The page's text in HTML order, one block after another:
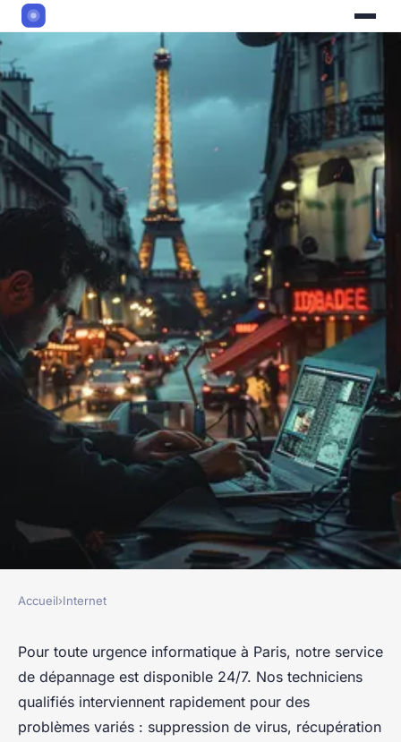
Service d'urgence: dépannage
informatique paris
Baptiste•14 juillet 2024•3 min de lecture
Accueil›Internet
Pour toute urgence informatique à Paris, notre service
de dépannage est disponible 24/7. Nos techniciens
qualifiés interviennent rapidement pour des
problèmes variés : suppression de virus, récupération